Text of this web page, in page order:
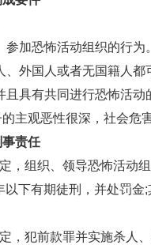
加恐怖活动组织的行为。
外国人或者无国籍人都
具有共同进行恐怖活动
主观恶性很深，社会危害
责任
组织、领导恐怖活动
下有期徒刑，并处罚
犯前款罪并实施杀人、